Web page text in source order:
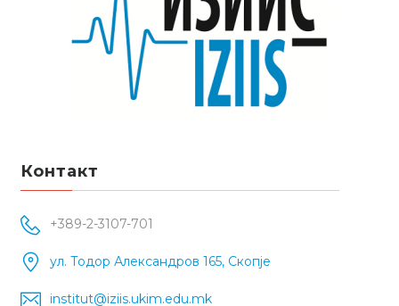
Контакт
+389-2-3107-701
ул. Тодор Александров 165, Скопје
institut@iziis.ukim.edu.mk